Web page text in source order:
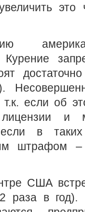
Курение
если об
и
в
штрафом
США
раза в